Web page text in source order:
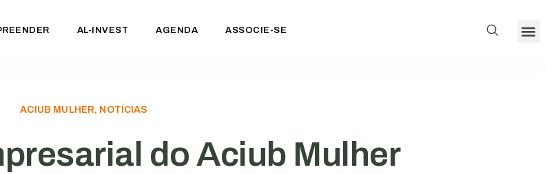
AL-INVEST AGENDA ASSOCIE-SE
ACIUB MULHER, NOTÍCIAS
do Aciub Mulher